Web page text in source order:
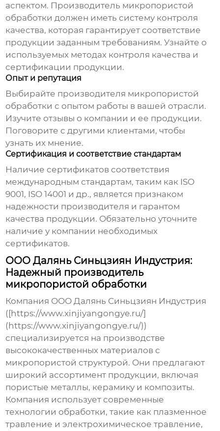
аспектом. Производитель микропористой
обработки должен иметь систему контроля
качества, которая гарантирует соответствие
продукции заданным требованиям. Узнайте о
используемых методах контроля качества и
сертификации продукции.
Опыт и репутация
Выбирайте производителя микропористой
обработки с опытом работы в вашей отрасли.
Изучите отзывы о компании и ее продукции.
Поговорите с другими клиентами, чтобы
узнать их мнение.
Сертификация и соответствие стандартам
Наличие сертификатов соответствия
международным стандартам, таким как ISO
9001, ISO 14001 и др., является признаком
надежности производителя и гарантом
качества продукции. Обязательно уточните
наличие у компании необходимых
сертификатов.
ООО Далянь Синьцзиян Индустрия:
Надежный производитель
микропористой обработки
Компания ООО Далянь Синьцзиян Индустрия
([https://www.xinjiyangongye.ru/]
(https://www.xinjiyangongye.ru/))
специализируется на производстве
высококачественных материалов с
микропористой структурой. Они предлагают
широкий ассортимент продукции, включая
пористые металлы, керамику и композиты.
Компания использует современные
технологии обработки, такие как плазменное
травление и электрохимическое травление,